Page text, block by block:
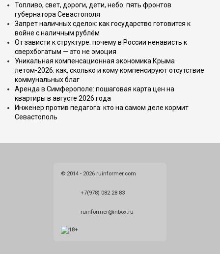
Топливо, свет, дороги, дети, небо: пять фронтов
губернатора Севастополя
Запрет наличных сделок: как государство готовится к
войне с наличным рублём
От зависти к структуре: почему в России ненависть к
сверхбогатым — это не эмоция
Уникальная компенсационная экономика Крыма
летом-2026: как, сколько и кому компенсируют отсутствие
коммунальных благ
Аренда в Симферополе: пошаговая карта цен на
квартиры в августе 2026 года
Инженер против педагога: кто на самом деле кормит
Севастополь
© 2014 - 2026 ruinformer.com
+7(978) 082 28 83
ruinformer@inbox.ru